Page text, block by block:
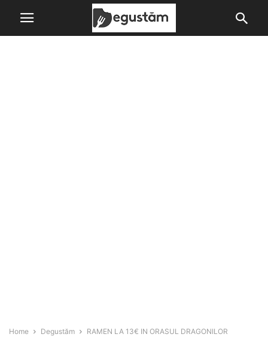
Home Degustăm RAMEN LA 13€ IN ORASUL DRAGONILOR